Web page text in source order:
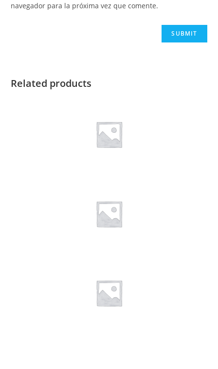
navegador para la próxima vez que comente.
Related products